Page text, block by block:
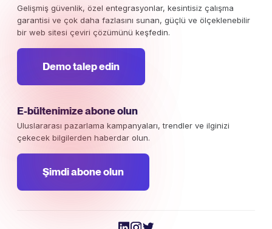
Gelişmiş güvenlik, özel entegrasyonlar, kesintisiz çalışma
garantisi ve çok daha fazlasını sunan, güçlü ve ölçeklenebilir
bir web sitesi çeviri çözümünü keşfedin.
Demo talep edin
E-bültenimize abone olun
Uluslararası pazarlama kampanyaları, trendler ve ilginizi
çekecek bilgilerden haberdar olun.
Şimdi abone olun